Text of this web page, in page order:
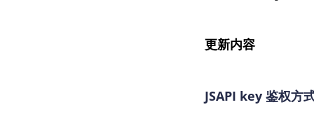
更新内容
JSAPI key 鉴权方